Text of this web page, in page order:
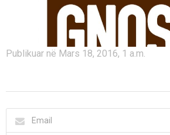
Publikuar në Mars 18, 2016, 1 a.m.
Email